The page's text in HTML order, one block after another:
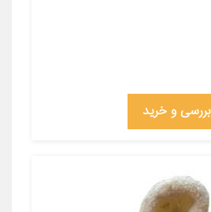
بررسی و خرید